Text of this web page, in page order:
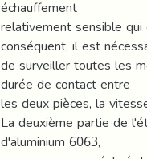
échauffement
relativement sensible
conséquent, il est
de surveiller toutes les
durée de contact entre
les deux pièces, la
La deuxième partie de
d'aluminium 6063,